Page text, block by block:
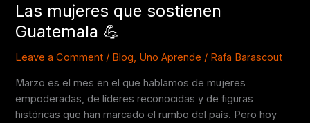
Las mujeres que sostienen
Guatemala 💪
Leave a Comment / Blog, Uno Aprende / Rafa Barascout
Marzo es el mes en el que hablamos de mujeres
empoderadas, de líderes reconocidas y de figuras
históricas que han marcado el rumbo del país. Pero hoy
que
sostienen
Guatemala
💪